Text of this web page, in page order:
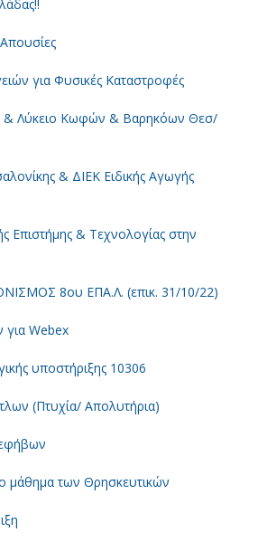
για Φυσικές Καταστροφές
& Λύκειο Κωφών & Βαρηκόων Θεσ/
& ΔΙΕΚ Ειδικής Αγωγής
Επιστήμης & Τεχνολογίας στην
8ου ΕΠΑ.Λ. (επικ. 31/10/22)
Webex
υποστήριξης 10306
(Πτυχία/ Απολυτήρια)
μάθημα των Θρησκευτικών